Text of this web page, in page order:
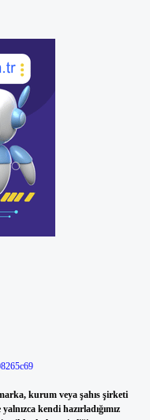
kurum veya şahıs şirketi
kendi hazırladığımız